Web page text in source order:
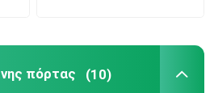
πόρτας (10)